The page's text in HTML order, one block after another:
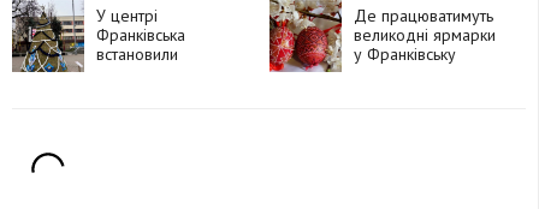
школу, ТЦ і бізнес-
центр
У центрі
Франківська
встановили
Де працюватимуть
великодні ярмарки
у Франківську